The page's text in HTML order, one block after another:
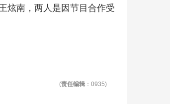
炫南，两人是因节目合作受
(责任编辑 ：0935)